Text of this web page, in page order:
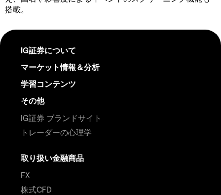
搭載。
IG証券について
マーケット情報＆分析
学習コンテンツ
その他
IG証券 ブランドサイト
トレーダーの心理学
取り扱い金融商品
FX
株式CFD